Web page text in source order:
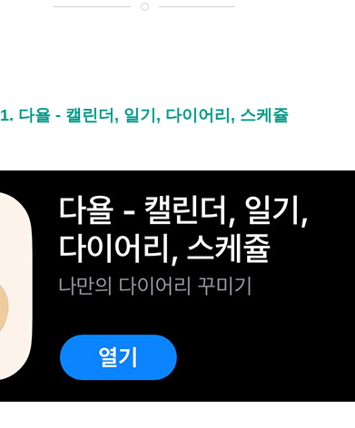
1. 다욜 - 캘린더, 일기, 다이어리, 스케쥴